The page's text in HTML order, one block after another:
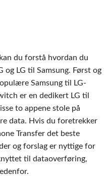
du forstå hvordan du
og LG til Samsung. Først og
Samsung til LG-
er en dedikert LG til
to appene stole på
data. Hvis du foretrekker
Transfer det beste
og forslag er nyttige for
til dataoverføring,